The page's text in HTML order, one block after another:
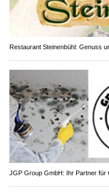
Restaurant Steinenbühl: Genuss
JGP Group GmbH: Ihr Partner für